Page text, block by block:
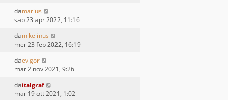
damarius
sab 23 apr 2022, 11:16
damikelinus
mer 23 feb 2022, 16:19
daevigor
mar 2 nov 2021, 9:26
daitalgraf
mar 19 ott 2021, 1:02